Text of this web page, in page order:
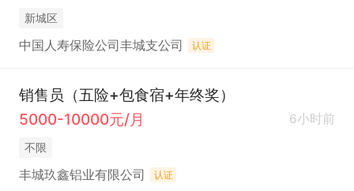
新城区
中国人寿保险公司丰城支公司 认证
销售员（五险+包食宿+年终奖）
5000-10000元/月
6小时前
不限
丰城玖鑫铝业有限公司 认证